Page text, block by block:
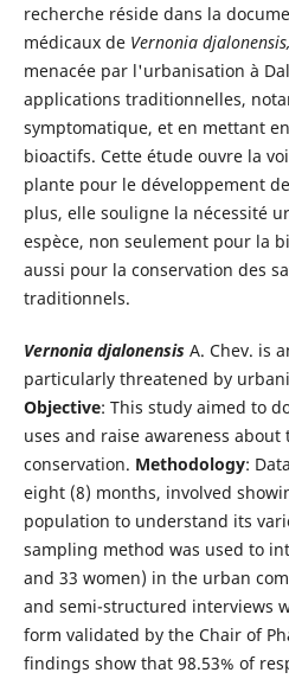
recherche réside dans la
médicaux de Vernonia djalonensis,
menacée par l'urbanisation à
applications traditionnelles,
symptomatique, et en mettant
bioactifs. Cette étude ouvre la
plante pour le développement
plus, elle souligne la nécessité
espèce, non seulement pour la
aussi pour la conservation des
traditionnels.
Vernonia djalonensisA. Chev. is
particularly threatened by
Objective: This study aimed to
uses and raise awareness
conservation. Methodology:
eight (8) months, involved
population to understand its
sampling method was used to
and 33 women) in the urban
and semi-structured interviews
form validated by the Chair of
findings show that 98.53% of